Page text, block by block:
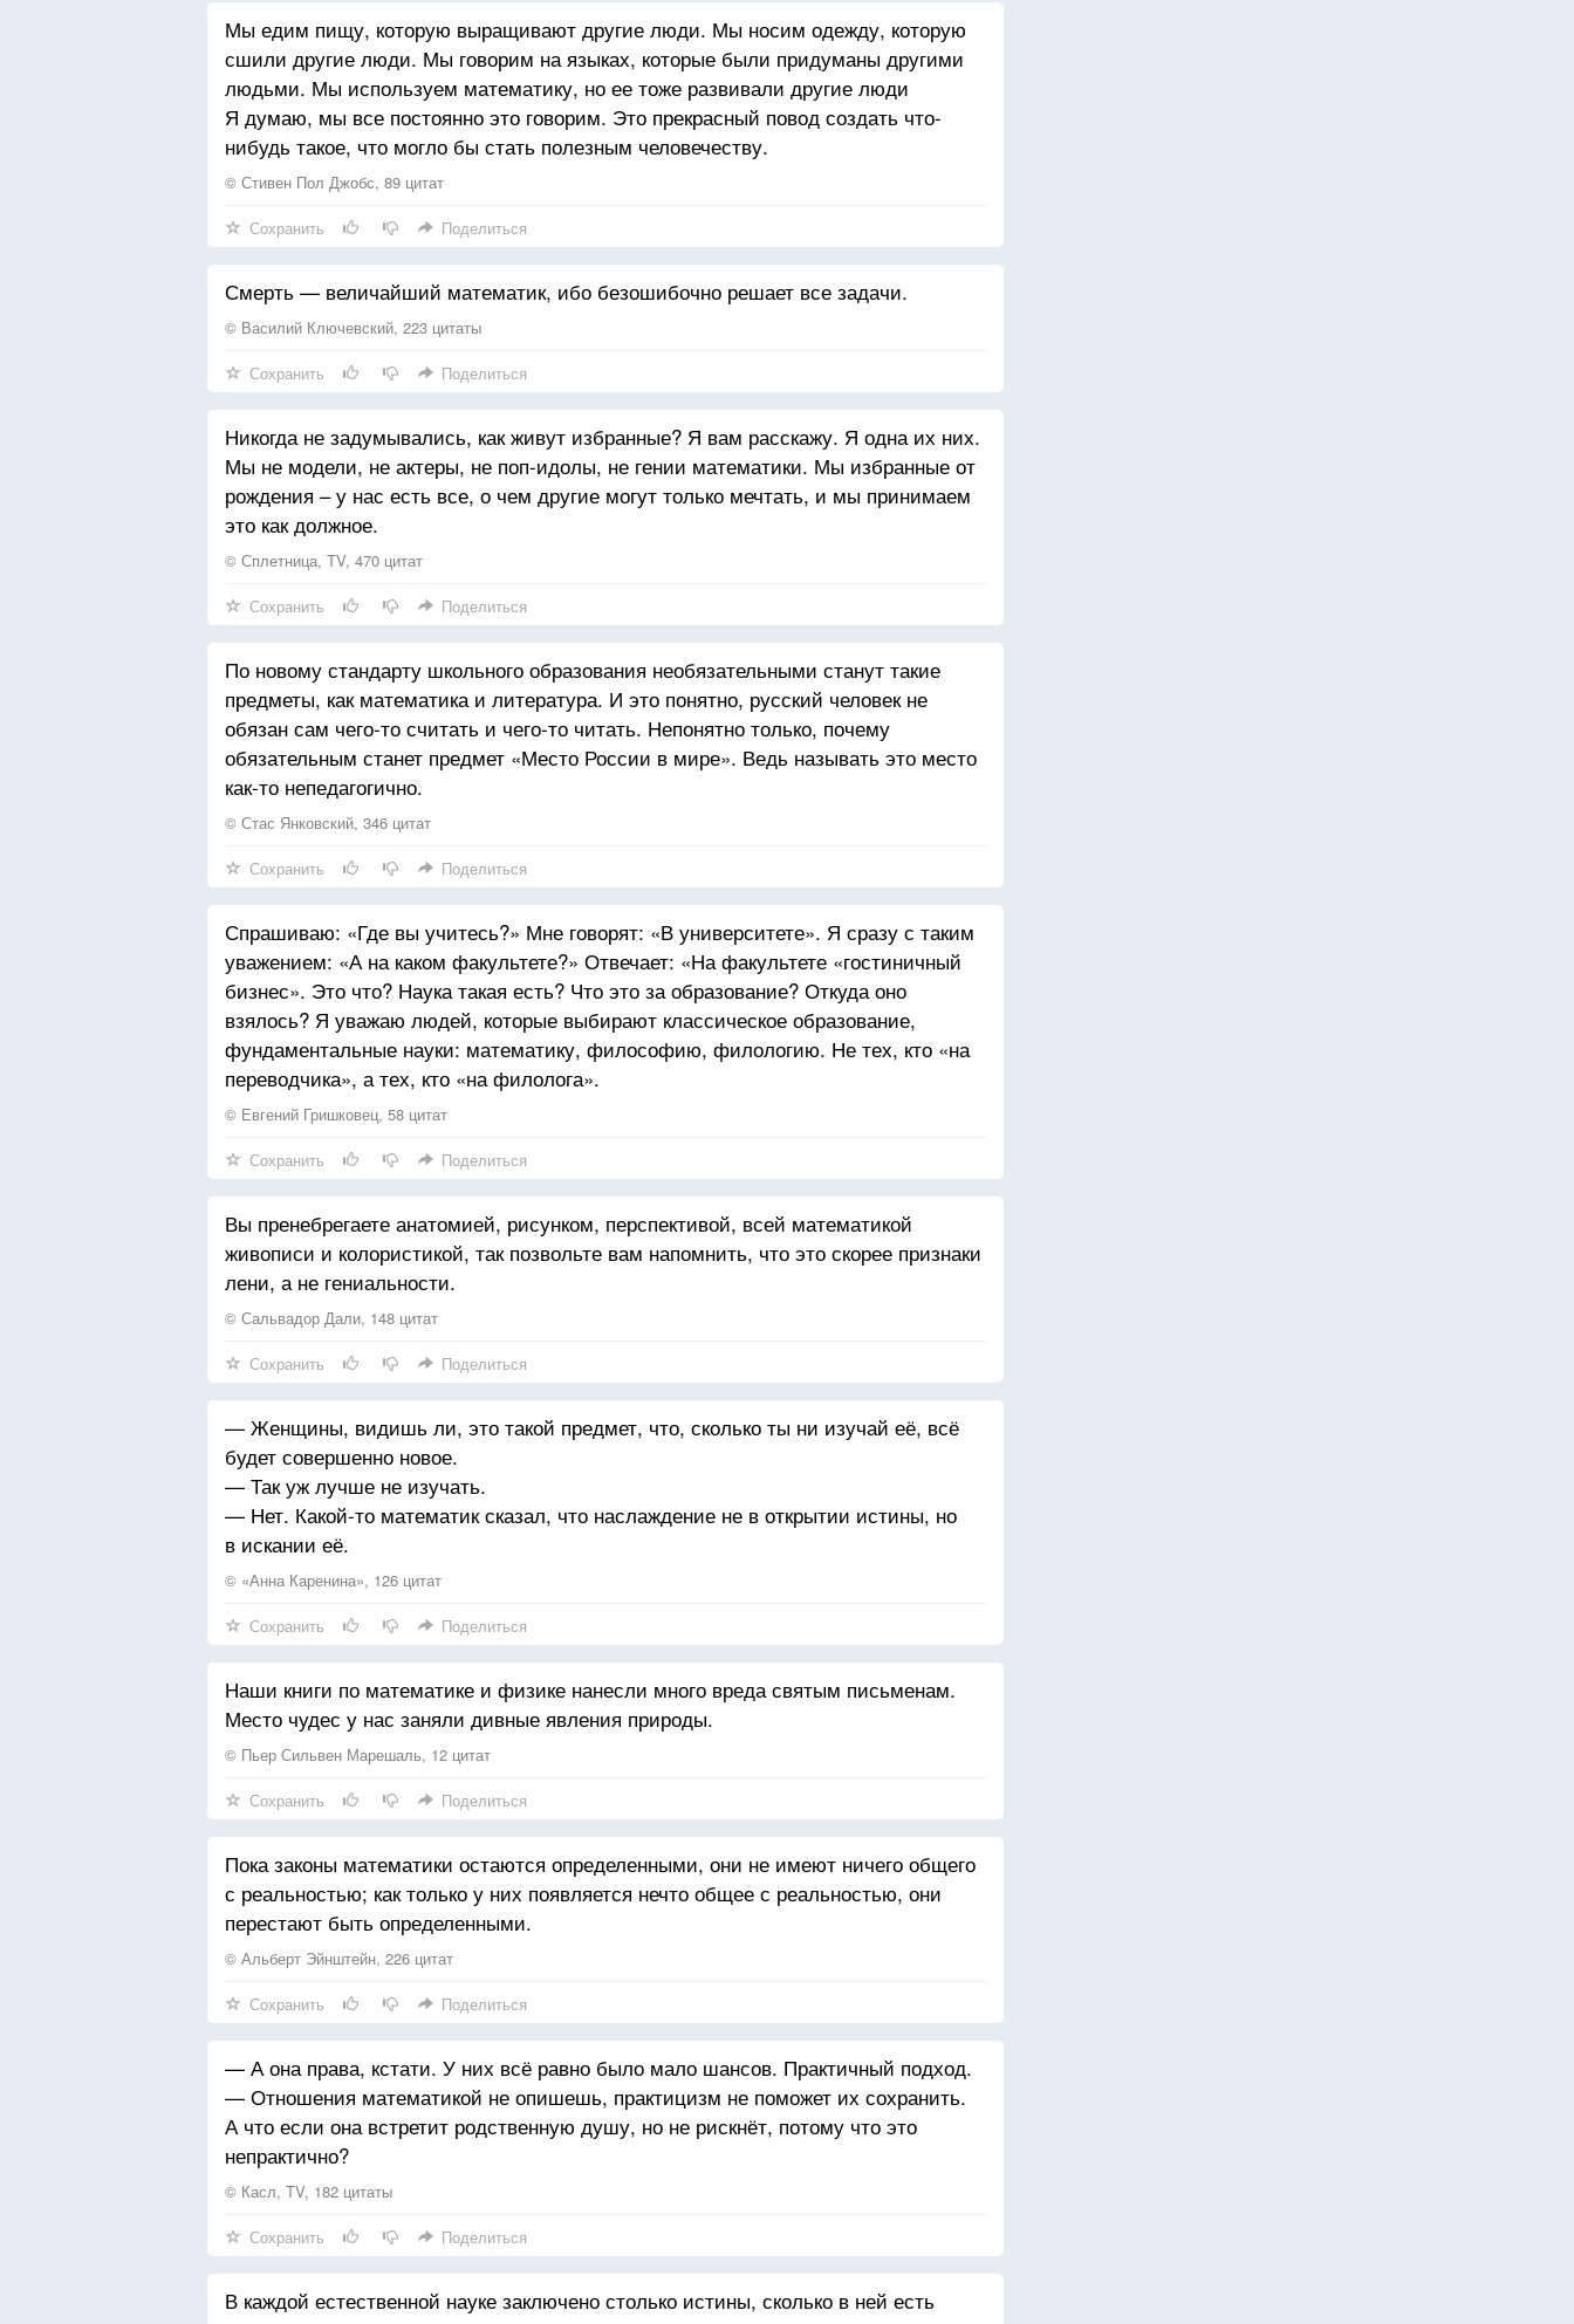
Мы едим пищу, которую выращивают другие люди. Мы носим одежду, которую
сшили другие люди. Мы говорим на языках, которые были придуманы другими
людьми. Мы используем математику, но ее тоже развивали другие люди
Я думаю, мы все постоянно это говорим. Это прекрасный повод создать что-
нибудь такое, что могло бы стать полезным человечеству.
© Стивен Пол Джобс, 89 цитат
Сохранить Поделиться
Смерть — величайший математик, ибо безошибочно решает все задачи.
© Василий Ключевский, 223 цитаты
Сохранить Поделиться
Никогда не задумывались, как живут избранные? Я вам расскажу. Я одна их них.
Мы не модели, не актеры, не поп-идолы, не гении математики. Мы избранные от
рождения – у нас есть все, о чем другие могут только мечтать, и мы принимаем
это как должное.
© Сплетница, TV, 470 цитат
Сохранить Поделиться
По новому стандарту школьного образования необязательными станут такие
предметы, как математика и литература. И это понятно, русский человек не
обязан сам чего-то считать и чего-то читать. Непонятно только, почему
обязательным станет предмет «Место России в мире». Ведь называть это место
как-то непедагогично.
© Стас Янковский, 346 цитат
Сохранить Поделиться
Спрашиваю: «Где вы учитесь?» Мне говорят: «В университете». Я сразу с таким
уважением: «А на каком факультете?» Отвечает: «На факультете «гостиничный
бизнес». Это что? Наука такая есть? Что это за образование? Откуда оно
взялось? Я уважаю людей, которые выбирают классическое образование,
фундаментальные науки: математику, философию, филологию. Не тех, кто «на
переводчика», а тех, кто «на филолога».
© Евгений Гришковец, 58 цитат
Сохранить Поделиться
Вы пренебрегаете анатомией, рисунком, перспективой, всей математикой
живописи и колористикой, так позвольте вам напомнить, что это скорее признаки
лени, а не гениальности.
© Сальвадор Дали, 148 цитат
Сохранить Поделиться
— Женщины, видишь ли, это такой предмет, что, сколько ты ни изучай её, всё
будет совершенно новое.
— Так уж лучше не изучать.
— Нет. Какой-то математик сказал, что наслаждение не в открытии истины, но
в искании её.
© «Анна Каренина», 126 цитат
Сохранить Поделиться
Наши книги по математике и физике нанесли много вреда святым письменам.
Место чудес у нас заняли дивные явления природы.
© Пьер Сильвен Марешаль, 12 цитат
Сохранить Поделиться
Пока законы математики остаются определенными, они не имеют ничего общего
с реальностью; как только у них появляется нечто общее с реальностью, они
перестают быть определенными.
© Альберт Эйнштейн, 226 цитат
Сохранить Поделиться
— А она права, кстати. У них всё равно было мало шансов. Практичный подход.
— Отношения математикой не опишешь, практицизм не поможет их сохранить.
А что если она встретит родственную душу, но не рискнёт, потому что это
непрактично?
© Касл, TV, 182 цитаты
Сохранить Поделиться
В каждой естественной науке заключено столько истины, сколько в ней есть